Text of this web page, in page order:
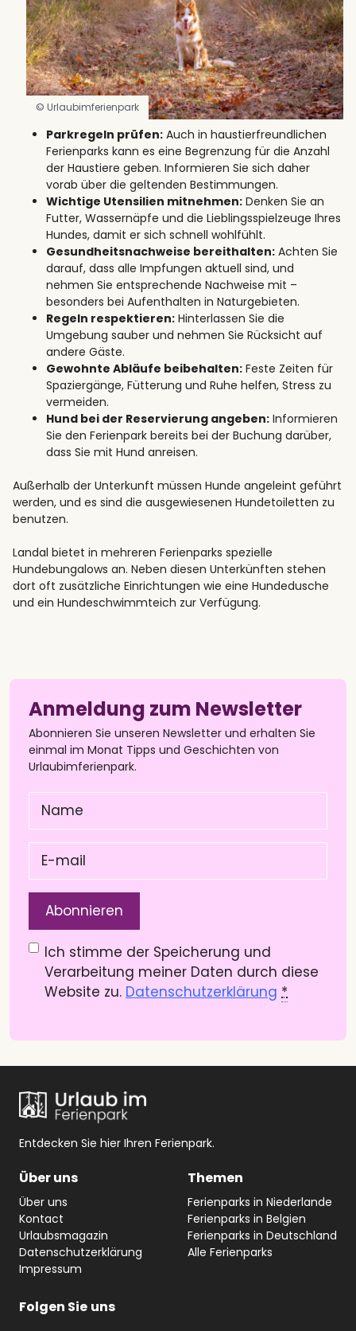
© Urlaubimferienpark
Parkregeln prüfen: Auch in haustierfreundlichen
Ferienparks kann es eine Begrenzung für die Anzahl
der Haustiere geben. Informieren Sie sich daher
vorab über die geltenden Bestimmungen.
Wichtige Utensilien mitnehmen: Denken Sie an
Futter, Wassernäpfe und die Lieblingsspielzeuge Ihres
Hundes, damit er sich schnell wohlfühlt.
Gesundheitsnachweise bereithalten: Achten Sie
darauf, dass alle Impfungen aktuell sind, und
nehmen Sie entsprechende Nachweise mit –
besonders bei Aufenthalten in Naturgebieten.
Regeln respektieren: Hinterlassen Sie die
Umgebung sauber und nehmen Sie Rücksicht auf
andere Gäste.
Gewohnte Abläufe beibehalten: Feste Zeiten für
Spaziergänge, Fütterung und Ruhe helfen, Stress zu
vermeiden.
Hund bei der Reservierung angeben: Informieren
Sie den Ferienpark bereits bei der Buchung darüber,
dass Sie mit Hund anreisen.
Außerhalb der Unterkunft müssen Hunde angeleint geführt
werden, und es sind die ausgewiesenen Hundetoiletten zu
benutzen.
Landal bietet in mehreren Ferienparks spezielle
Hundebungalows an. Neben diesen Unterkünften stehen
dort oft zusätzliche Einrichtungen wie eine Hundedusche
und ein Hundeschwimmteich zur Verfügung.
Anmeldung zum Newsletter
Abonnieren Sie unseren Newsletter und erhalten Sie
einmal im Monat Tipps und Geschichten von
Urlaubimferienpark.
Datenschutzerklärung(Pflichtfeld)
Ich stimme der Speicherung und
Verarbeitung meiner Daten durch diese
Website zu. Datenschutzerklärung *
Name
mail (Pflichtfeld)
Entdecken Sie hier Ihren Ferienpark.
Über uns
Über uns
Kontact
Urlaubsmagazin
Datenschutzerklärung
Impressum
Themen
Ferienparks in Niederlande
Ferienparks in Belgien
Ferienparks in Deutschland
Alle Ferienparks
Folgen Sie uns